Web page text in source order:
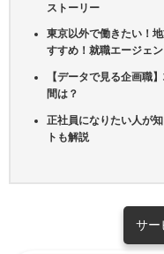
ストーリー
東京以外で働きたい！
すすめ！就職エージェ
【データで見る企画職
間は？
正社員になりたい人が
トも解説
サー